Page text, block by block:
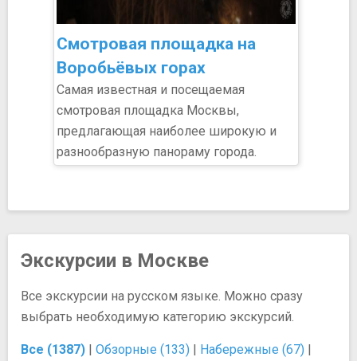
Смотровая площадка на
Воробьёвых горах
Самая известная и посещаемая
смотровая площадка Москвы,
предлагающая наиболее широкую и
разнообразную панораму города.
Экскурсии в Москве
Все экскурсии на русском языке. Можно сразу
выбрать необходимую категорию экскурсий.
Все (1387) | Обзорные (133) | Набережные (67) |